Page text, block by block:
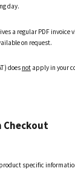
day.
a regular PDF invoice
on request.
does notapply in your
Checkout
product specific